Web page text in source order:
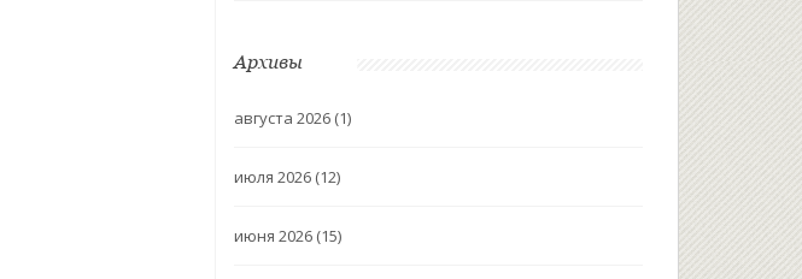
Архивы
августа 2026 (1)
июля 2026 (12)
июня 2026 (15)